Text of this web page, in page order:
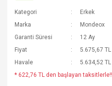
Kategori
Erkek
Marka
Mondeox
Garanti Süresi
12 Ay
Fiyat
5.675,67 TL
Havale
5.634,52
* 622,76 TL den başlayan taksitlerle!!